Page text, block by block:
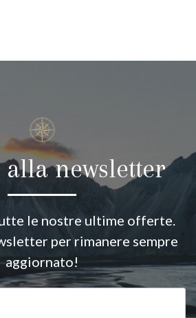
newsletter
le nostre ultime offerte.
per rimanere sempre
aggiornato!